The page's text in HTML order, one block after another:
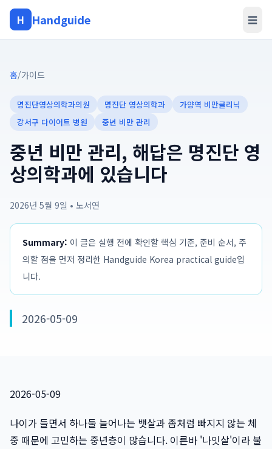
H Handguide ☰
홈/가이드
명진단영상의학과의원 명진단 영상의학과
가양역 비만클리닉
강서구 다이어트 병원
중년 비만 관리
중년 비만 관리, 해답은 명진단 영
상의학과에 있습니다
2026년 5월 9일 • 노서연
Summary: 이 글은 실행 전에 확인할 핵심 기준, 준비 순서, 주
의할 점을 먼저 정리한 Handguide Korea practical guide입
니다.
2026-05-09
2026-05-09
나이가 들면서 하나둘 늘어나는 뱃살과 좀처럼 빠지지 않는 체
중 때문에 고민하는 중년층이 많습니다. 이른바 '나잇살'이라 불